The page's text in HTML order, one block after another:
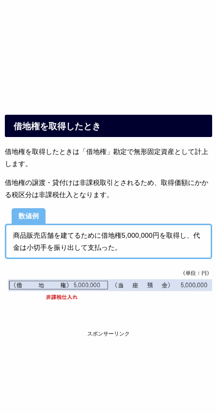
借地権を取得したとき
借地権を取得したときは「借地権」勘定で無形固定資産として計上
します。
借地権の譲渡・貸付けは非課税取引とされるため、取得価額にかか
る税区分は非課税仕入となります。
数値例
商品販売店舗を建てるために借地権5,000,000円を取得し、代
金は小切手を振り出して支払った。
スポンサーリンク